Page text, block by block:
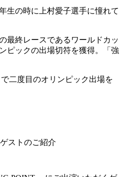
生の時に上村愛子選手に憧れて
最終レースであるワールドカッ
ピックの出場切符を獲得。「強
二度目のオリンピック出場を
ストのご紹介